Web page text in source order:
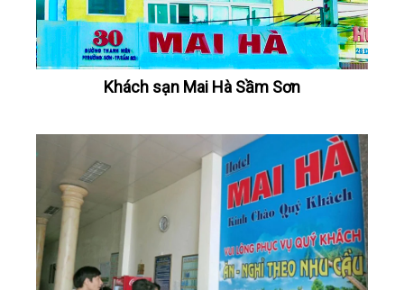
Khách sạn Mai Hà Sầm Sơn